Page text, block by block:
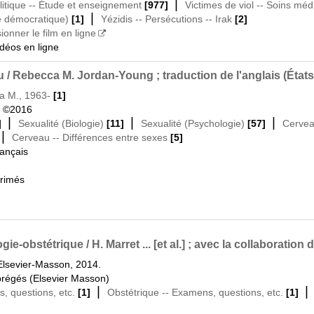
-- Étude et enseignement [977]
Victimes de viol -- Soins
démocratique) [1] | Yézidis -- Persécutions -- Irak [2]
le film en ligne
en ligne
/ Rebecca M. Jordan-Young ; traduction de l'anglais
M., 1963- [1]
©2016
| Sexualité (Biologie) [11] | Sexualité (Psychologie) [57] |
Cerveau -- Différences entre sexes [5]
obstétrique / H. Marret ... [et al.] ; avec la collaboration
Masson, 2014.
(Elsevier Masson)
questions, etc. [1] | Obstétrique -- Examens, questions, etc. [1]